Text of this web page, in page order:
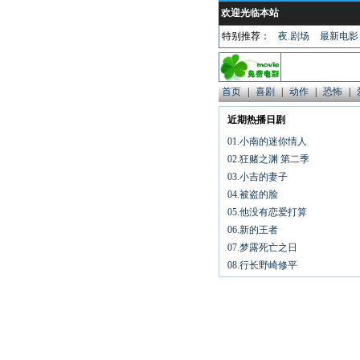
欢迎光临本站
特别推荐： 夜.剧场 最新电影
首页 | 喜剧 | 动作 | 恐怖 |
近期热播日剧
01.小南的迷你情人
02.狂赌之渊 第二季
03.小吉的妻子
04.被盗的脸
05.他没有恋爱打算
06.新的王者
07.梦露死亡之日
08.行长野崎修平